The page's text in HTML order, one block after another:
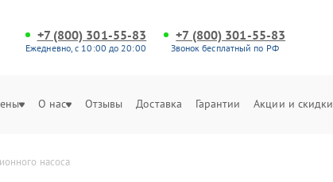
+7 (800) 301-55-83
Ежедневно, с 10:00 до 20:00
+7 (800) 301-55-83
Звонок бесплатный по РФ
О нас Отзывы Доставка Гарантии Акции и скидки
насоса